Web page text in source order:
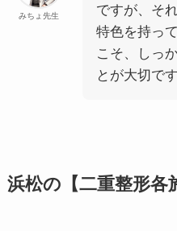
みちょ先生
ですが、そ
特色を持っ
こそ、しっ
とが大切で
浜松の 【二重整形